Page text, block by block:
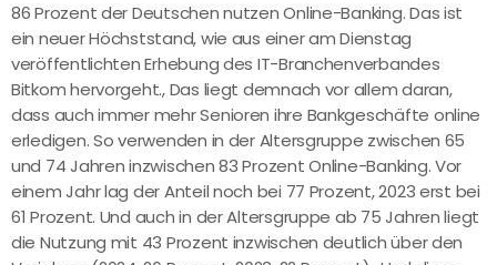
86 Prozent der Deutschen nutzen Online-Banking. Das ist
ein neuer Höchststand, wie aus einer am Dienstag
veröffentlichten Erhebung des IT-Branchenverbandes
Bitkom hervorgeht., Das liegt demnach vor allem daran,
dass auch immer mehr Senioren ihre Bankgeschäfte online
erledigen. So verwenden in der Altersgruppe zwischen 65
und 74 Jahren inzwischen 83 Prozent Online-Banking. Vor
einem Jahr lag der Anteil noch bei 77 Prozent, 2023 erst bei
61 Prozent. Und auch in der Altersgruppe ab 75 Jahren liegt
die Nutzung mit 43 Prozent inzwischen deutlich über den